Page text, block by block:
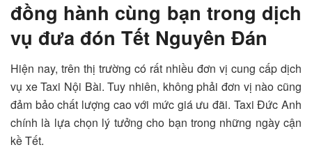
đồng hành cùng bạn trong dịch
vụ đưa đón Tết Nguyên Đán
Hiện nay, trên thị trường có rất nhiều đơn vị cung cấp dịch
vụ xe Taxi Nội Bài. Tuy nhiên, không phải đơn vị nào cũng
đảm bảo chất lượng cao với mức giá ưu đãi. Taxi Đức Anh
chính là lựa chọn lý tưởng cho bạn trong những ngày cận
kề Tết.